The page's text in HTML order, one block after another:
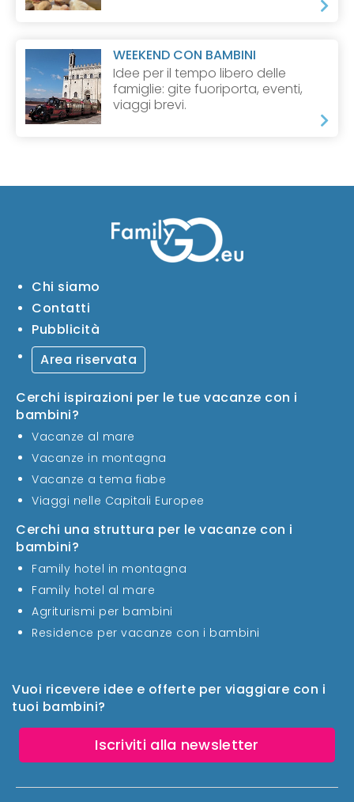
WEEKEND CON BAMBINI
Idee per il tempo libero delle
famiglie: gite fuoriporta, eventi,
viaggi brevi.
Vuoi ricevere idee e offerte per viaggiare con i
tuoi bambini?
Iscriviti alla newsletter
Chi siamo
Contatti
Pubblicità
Area riservata
Cerchi ispirazioni per le tue vacanze con i
bambini?
Vacanze al mare
Vacanze in montagna
Vacanze a tema fiabe
Viaggi nelle Capitali Europee
Cerchi una struttura per le vacanze con i
bambini?
Family hotel in montagna
Family hotel al mare
Agriturismi per bambini
Residence per vacanze con i bambini